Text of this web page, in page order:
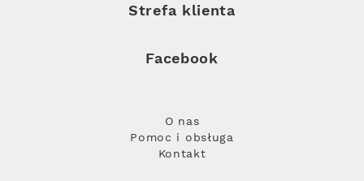
Strefa klienta
Facebook
O nas
Pomoc i obsługa
Kontakt